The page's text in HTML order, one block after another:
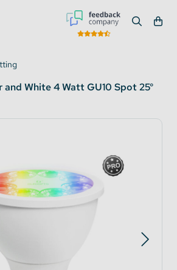
White 4 Watt GU10 Spot 25°